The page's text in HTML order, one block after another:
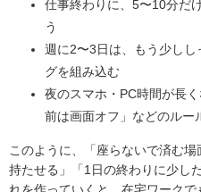
仕事終わりに、5〜10分だ
う
週に2〜3日は、もう少し
グを組み込む
夜のスマホ・PC時間が長
前は画面オフ」などのルー
このように、「座らないで済む
持たせる」「1日の終わりに少し
れを作っていくと、在宅ワークで